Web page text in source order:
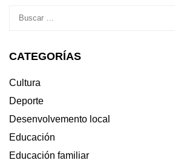
POLO
ANIVERSARIO
CATEGORÍAS
Cultura
Deporte
Desenvolvemento local
Educación
Educación familiar